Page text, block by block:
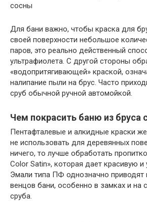
сосны
Для бани важно, чтобы краска для
своей поверхности небольшое
паров, это реально действенный
ультрафиолета. С другой стороны
«водопритягивающей» краской,
налипание пыли на брус. Часто
сруб обычной ручной автомойкой.
Чем покрасить баню из бруса
Пентафталевые и алкидные краски
не использовать для деревянных
ничего, то лучше обработать
Color Satin», которая дает красивую и
Эмали типа ПФ однозначно приводят
венцов бани, особенно в замках и на
сруба.